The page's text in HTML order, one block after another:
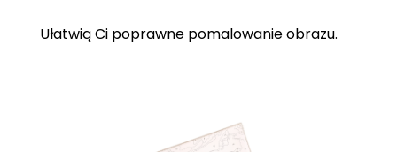
Ułatwią Ci poprawne pomalowanie obrazu.